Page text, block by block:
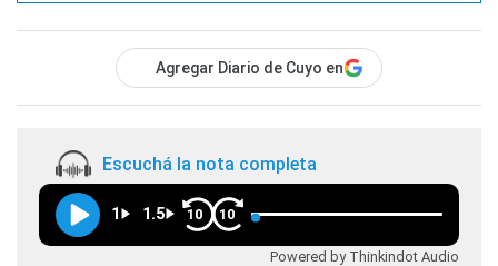
Agregar Diario de Cuyo en
Escuchá la nota completa
1 1.5 10 10
Powered by Thinkindot Audio